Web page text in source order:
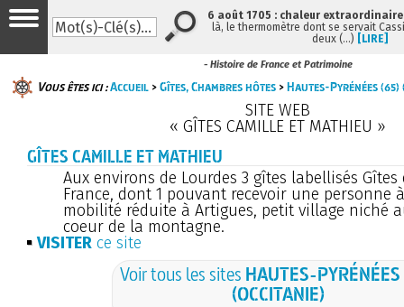
- Histoire de France et Patrimoine
Vous êtes ici :Accueil >Gîtes, Chambres hôtes >Hautes-Pyrénées (65)
SITE WEB
« GÎTES CAMILLE ET MATHIEU »
GÎTES CAMILLE ET MATHIEU
Aux environs de Lourdes 3 gîtes labellisés Gîtes
France, dont 1 pouvant recevoir une personne à
mobilité réduite à Artigues, petit village niché
coeur de la montagne.
VISITER ce site
Voir tous les sites HAUTES-
(OCCITANIE)
6 août 1705 : chaleur
là, le thermomètre dont se servait
deux (…) [LIRE]